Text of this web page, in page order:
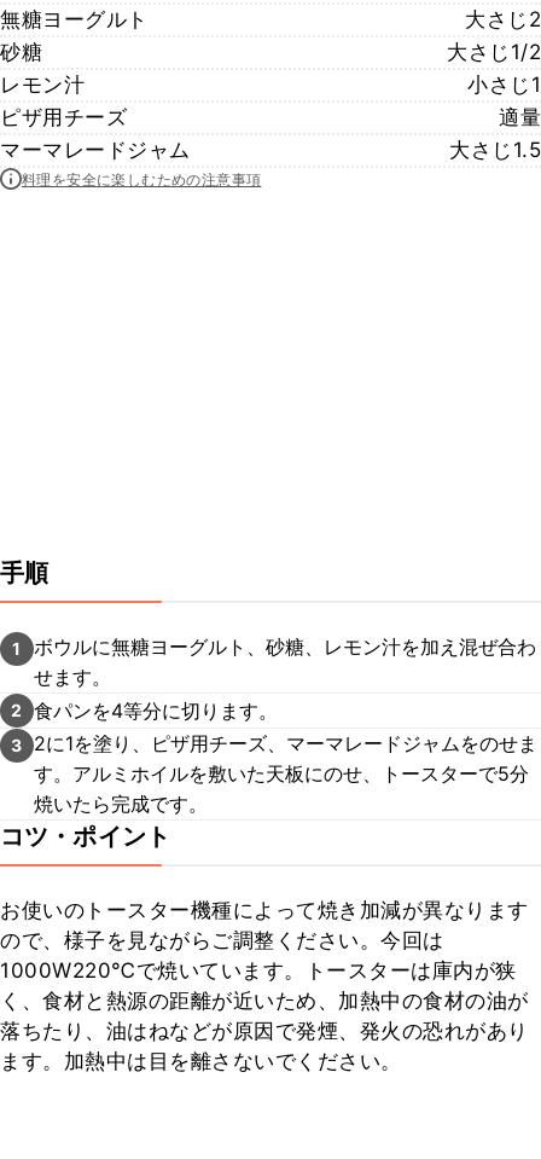
無糖ヨーグルト
大さじ2
砂糖
大さじ1/2
レモン汁
小さじ1
ピザ用チーズ
適量
マーマレードジャム
大さじ1.5
料理を安全に楽しむための注意事項
手順
1
ボウルに無糖ヨーグルト、砂糖、レモン汁を加え混ぜ合わ
せます。
2 食パンを4等分に切ります。
3
2に1を塗り、ピザ用チーズ、マーマレードジャムをのせま
す。アルミホイルを敷いた天板にのせ、トースターで5分
焼いたら完成です。
コツ・ポイント
お使いのトースター機種によって焼き加減が異なります
ので、様子を見ながらご調整ください。今回は
1000W220℃で焼いています。トースターは庫内が狭
く、食材と熱源の距離が近いため、加熱中の食材の油が
落ちたり、油はねなどが原因で発煙、発火の恐れがあり
ます。加熱中は目を離さないでください。